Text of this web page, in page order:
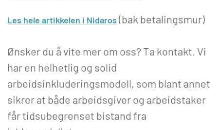
Les hele artikkelen i Nidaros(bak betalingsmur)
Ønsker du å vite mer om oss? Ta kontakt. Vi
har en helhetlig og solid
arbeidsinkluderingsmodell, som blant annet
sikrer at både arbeidsgiver og arbeidstaker
får tidsubegrenset bistand fra